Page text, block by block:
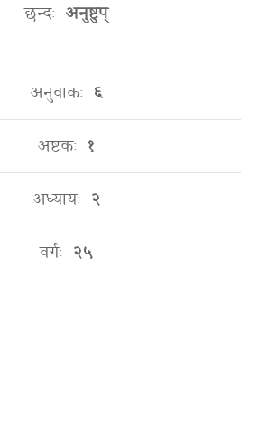
छन्दः अनुष्टुप्
अनुवाकः ६
अष्टकः १
अध्यायः २
वर्गः २५